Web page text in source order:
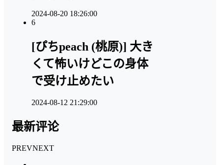
2024-08-20 18:26:00
6
[ぴちpeach (桃原)] 大き
くて怖いけどこの身体
で受け止めたい
2024-08-12 21:29:00
最新评论
PREVNEXT